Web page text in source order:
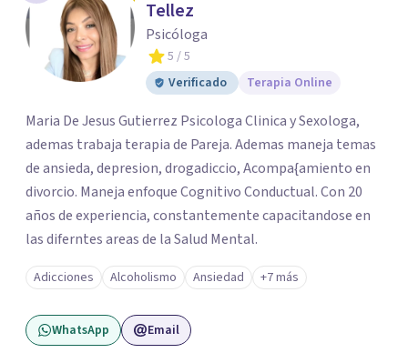
Tellez
Psicóloga
5 / 5
Verificado
Terapia Online
Maria De Jesus Gutierrez Psicologa Clinica y Sexologa,
ademas trabaja terapia de Pareja. Ademas maneja temas
de ansieda, depresion, drogadiccio, Acompa{amiento en
divorcio. Maneja enfoque Cognitivo Conductual. Con 20
años de experiencia, constantemente capacitandose en
las diferntes areas de la Salud Mental.
Adicciones Alcoholismo Ansiedad +7 más
WhatsApp Email